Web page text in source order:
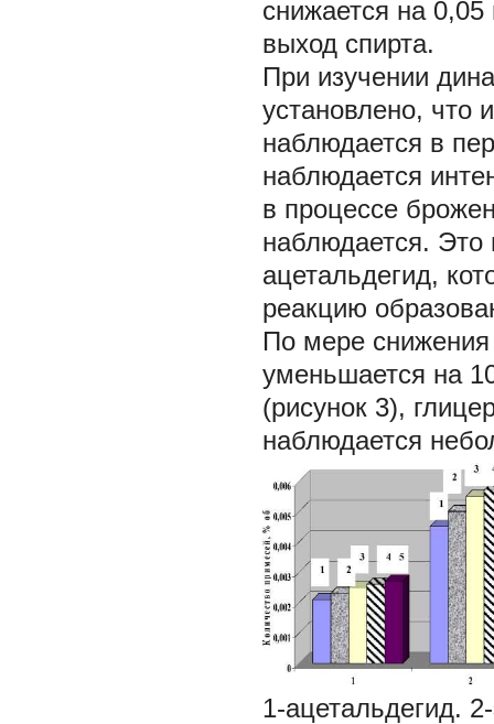
снижается на
выход спирта.
При изучении
установлено, что
наблюдается в
наблюдается
в процессе
наблюдается. Это
ацетальдегид,
реакцию
По мере
уменьшается на
(рисунок 3),
наблюдается
1-ацетальдегид.